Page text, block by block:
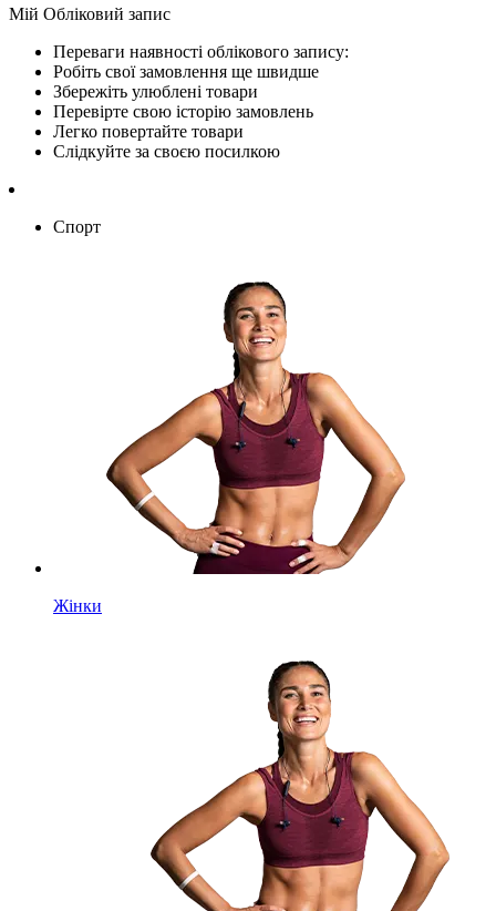
Мій Обліковий запис
Переваги наявності облікового запису:
Робіть свої замовлення ще швидше
Збережіть улюблені товари
Перевірте свою історію замовлень
Легко повертайте товари
Слідкуйте за своєю посилкою
Спорт
Жінки